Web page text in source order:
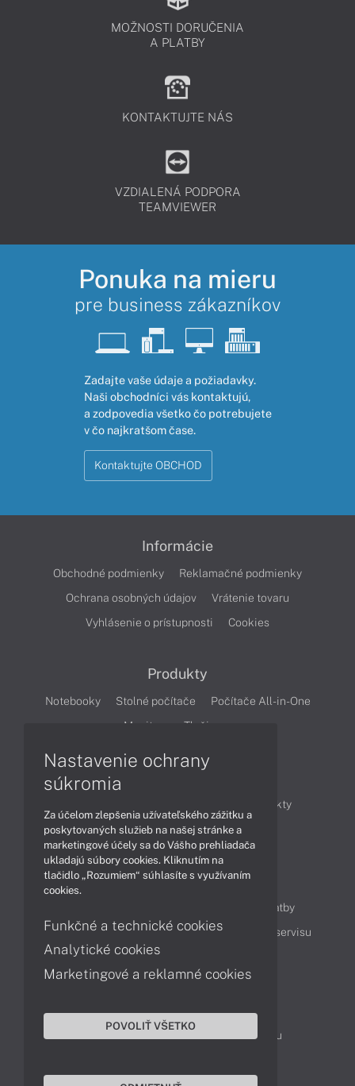
MOŽNOSTI DORUČENIA
A PLATBY
KONTAKTUJTE NÁS
VZDIALENÁ PODPORA
TEAMVIEWER
Ponuka na mieru
pre business zákazníkov
Zadajte vaše údaje a požiadavky.
Naši obchodníci vás kontaktujú,
a zodpovedia všetko čo potrebujete
v čo najkratšom čase.
Kontaktujte OBCHOD
Informácie
Obchodné podmienky
Reklamačné podmienky
Ochrana osobných údajov
Vrátenie tovaru
Vyhlásenie o prístupnosti
Cookies
Produkty
Notebooky Stolné počítače
Počítače All-in-One
Monitory
Tlačiarne
Produkty
Technológie
Videá
Obsah
Možnosti doručenia a platby
Podpora a servis
Servisné služby Cenník servisu
Kontakty
043 4224 771
Obchodné oddelenie
Reklamácia tovaru
Nastavenie ochrany
súkromia
Za účelom zlepšenia užívateľského zážitku a
poskytovaných služieb na našej stránke a
marketingové účely sa do Vášho prehliadača
ukladajú súbory cookies. Kliknutím na
tlačidlo „Rozumiem“ súhlasíte s využívaním
cookies.
Funkčné a technické cookies
Analytické cookies
Marketingové a reklamné cookies
POVOLIŤ VŠETKO